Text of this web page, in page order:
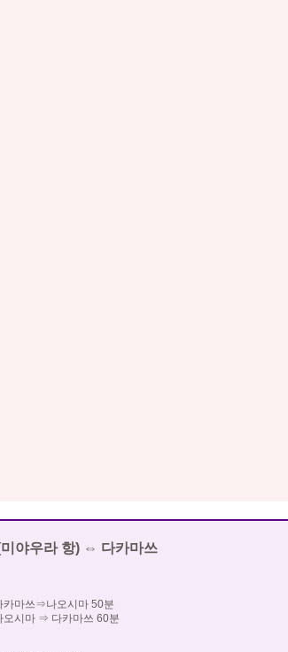
야우라 항) ⇔ 다카마쓰
카마쓰⇒나오시마 50분
오시마 ⇒ 다카마쓰 60분